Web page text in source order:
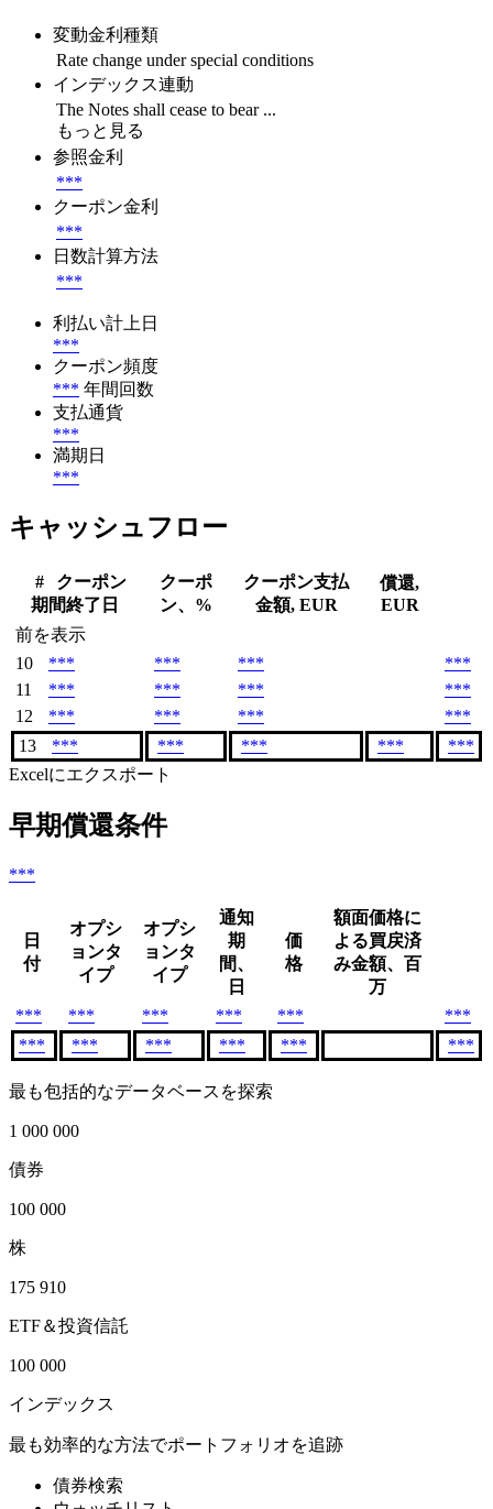
変動金利種類
Rate change under special conditions
インデックス連動
The Notes shall cease to bear ...
もっと見る
参照金利
***
クーポン金利
***
日数計算方法
***
利払い計上日
***
クーポン頻度
*** 年間回数
支払通貨
***
満期日
***
キャッシュフロー
#
クーポン
期間終了日
クーポ
ン、%
クーポン支払
金額, EUR
償還,
EUR
前を表示
10
*** *** ***
***
11
*** *** ***
***
12
*** *** ***
***
13
*** *** *** ***
***
Excelにエクスポート
早期償還条件
***
日
付
オプシ
ョンタ
イプ
オプシ
ョンタ
イプ
通知
期
間、
日
価
格
額面価格に
よる買戻済
み金額、百
万
***
*** *** *** ***
***
***
*** *** *** *** ***
最も包括的なデータベースを探索
1 000 000
債券
100 000
株
175 910
ETF＆投資信託
100 000
インデックス
最も効率的な方法でポートフォリオを追跡
債券検索